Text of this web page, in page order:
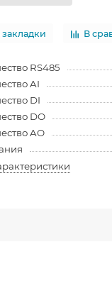
закладки В
RS485
AI
DI
DO
AO